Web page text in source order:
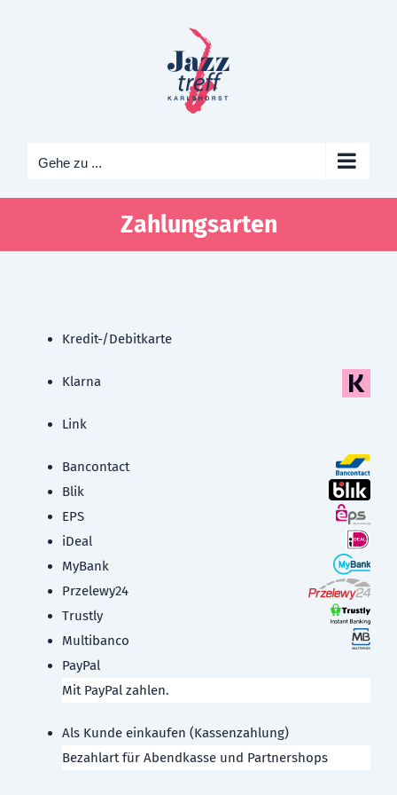
Gehe zu ...
Zahlungsarten
Kredit-/Debitkarte
Klarna
Link
Bancontact
Blik
EPS
iDeal
MyBank
Przelewy24
Trustly
Multibanco
PayPal
Mit PayPal zahlen.
Als Kunde einkaufen (Kassenzahlung)
Bezahlart für Abendkasse und Partnershops